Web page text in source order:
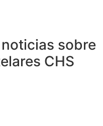
sobre
CHS